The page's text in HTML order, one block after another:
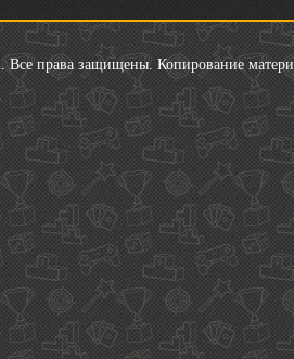
права защищены. Копирование